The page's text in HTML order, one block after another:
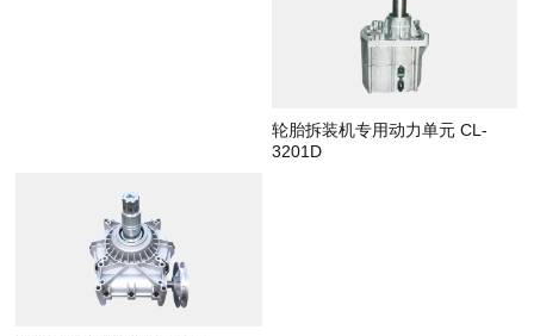
轮胎拆装机专用动力单元 CL-
3201D